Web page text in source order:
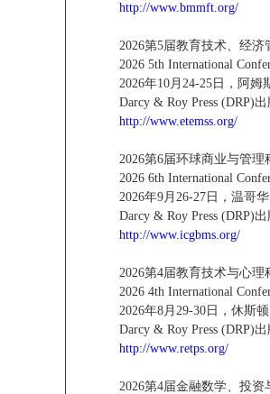
http://www.bmmft.org/
2026第5届教育技术、经
2026 5th International
2026年10月24-25日，阿姆
Darcy & Roy Press (DRP)出
http://www.etemss.org/
2026第6届环球商业与管理
2026 6th International
2026年9月26-27日，温哥
Darcy & Roy Press (DRP)出
http://www.icgbms.org/
2026第4届教育技术与心理
2026 4th International
2026年8月29-30日，休斯
Darcy & Roy Press (DRP)出
http://www.retps.org/
2026第4届金融数学、投